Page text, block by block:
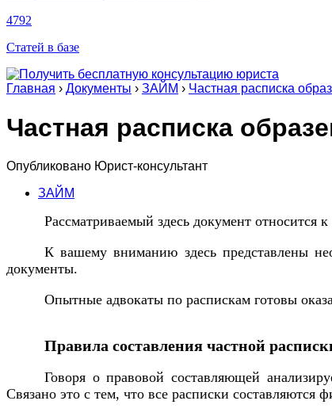
4792
Статей в базе
Главная › Документы › ЗАЙМ › Частная расписка
Частная расписка
Опубликовано Юрист-консультант
ЗАЙМ
Рассматриваемый здесь документ
К вашему вниманию здесь представлены
документы.
Опытные адвокаты по распискам готовы
Правила составления частной
Говоря о правовой составляющей
Связано это с тем, что все расписки